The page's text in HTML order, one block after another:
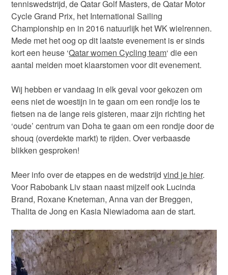
tenniswedstrijd, de Qatar Golf Masters, de Qatar Motor
Cycle Grand Prix, het International Sailing
Championship en in 2016 natuurlijk het WK wielrennen.
Mede met het oog op dit laatste evenement is er sinds
kort een heuse ‘Qatar women Cycling team‘ die een
aantal meiden moet klaarstomen voor dit evenement.
Wij hebben er vandaag in elk geval voor gekozen om
eens niet de woestijn in te gaan om een rondje los te
fietsen na de lange reis gisteren, maar zijn richting het
‘oude’ centrum van Doha te gaan om een rondje door de
shouq (overdekte markt) te rijden. Over verbaasde
blikken gesproken!
Meer info over de etappes en de wedstrijdvind je hier.
Voor Rabobank Liv staan naast mijzelf ook Lucinda
Brand, Roxane Kneteman, Anna van der Breggen,
Thalita de Jong en Kasia Niewiadoma aan de start.